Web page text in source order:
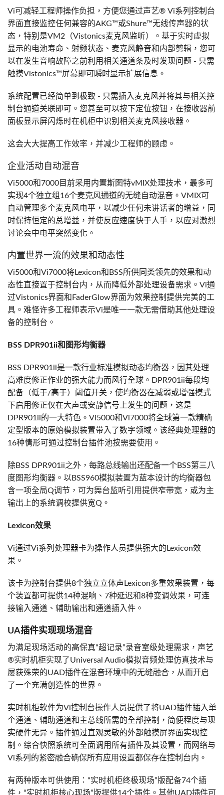
Vi可减轻工程师操作负担，方便您通过声艺® Vi系列控制台
界面直接监控任何兼容的AKG™或Shure™无线传声器的状
态，特别是VM2（Vistonics麦克风监听）。基于实时虚拟
显示的电池寿命、射频状态、麦克风静音和内部剪辑，您可
以在发生音响故障之前利用相关通道条及时发现问题 - 只需
触摸Vistonics™屏幕即可瞬时显示扩展信息。
系统配置已经简单到极致 - 只需插入麦克风并将其与相关控
制台通道关联即可。您甚至可以按下定位按钮，在接收器前
面板显示屏闪烁时在机柜中识别相关麦克风接收器。
这会大大提高工作效率，并减少工程师的顾虑。
企业活动自动混音
Vi5000和7000目前采用内置斯图特vMIX处理技术，最多可
实现4个独立组16个麦克风通道的无缝自动混音。VMIX可
自动管理多个麦克风电平，以减少任何未讲话者的增益，同
时保持恒定的总增益，并使反应速度快于人手，以应对激烈
讨论会中电平突然变化。
内置世界一流的效果和动态性
Vi5000和Vi7000将Lexicon和BSS所供同类领先的效果和动
态性直接置于控制台内，从而降低外部处理设备需求。Vi通
过Vistonics界面和FaderGlow界面为效果控制提供完美的工
具。难怪许多工程师表示Vi是唯一一款无需借助其他处理设
备的控制台。
BSS DPR901ii和图形均衡器
BSS DPR901ii是一款行业标准模拟动态均衡器，因其处理
高难度修正作业的强大能力而风行全球。DPR901ii每段均
配备（低于/高于）阈值开关，使均衡器在减弱或增强模式
下启用修正仅在大声或安静信号上发生的问题，这是
DPR901ii的一大特色。Vi5000和Vi7000将全球第一款精确
定型版本的原始模拟装置带入了数字领域。该经典处理器的
16种情形可通过控制台插件池按需要使用。
除BSS DPR901ii之外，每路总线输出还配备一个BSS第三八
度图形均衡器。以BSS960模拟装置为蓝本设计的均衡器包
含一项全局Q调节，可为舞台监听引用提供窄带宽，或为主
输出上的系统调校提供宽Q。
Lexicon效果
Vi通过Vi系列处理器卡为操作人员提供强大的Lexicon效
果。
该卡为控制台提供8个独立立体声Lexicon多重效果装置，每
个装置都可提供14种混响、7种延迟和8种变调效果，可连
接输入通道、辅助输出和通道插入件。
UA插件实现现场混音
为满足现场活动的高保真“超记录”录音室级处理需求，声艺
®实时机柜实现了Universal Audio模拟音频处理仿真技术与
屡获殊荣的UAD插件在混音环境中的无缝融合，从而开启
了一个充满创造性的世界。
实时机柜软件为Vi控制台操作人员提供了将UAD插件插入单
个通道、辅助通道和主总线所需的全部控制，简便程度与现
实硬件无异。插件通过直观灵敏的外部触摸屏界面实现控
制。综合快照系统可全面调用所有插件及其设置，而网络与
Vi系列的紧密融合确保所有应用设置都保存在控制台内。
有两种版本可供使用：“实时机柜终极现场”版配备74个插
件，“实时机柜核心现场”版提供14个插件。其他UAD插件可